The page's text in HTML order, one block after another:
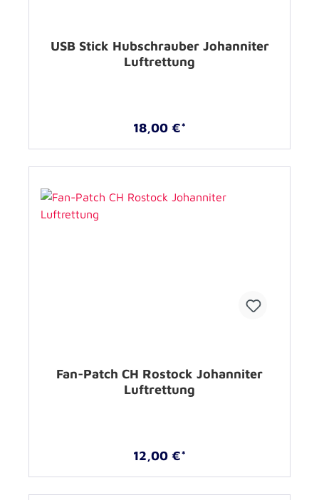
USB Stick Hubschrauber Johanniter
Luftrettung
18,00 €*
Fan-Patch CH Rostock Johanniter
Luftrettung
12,00 €*